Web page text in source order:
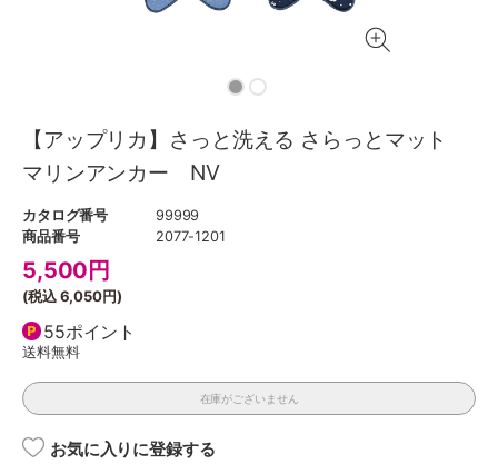
【アップリカ】さっと洗える さらっとマット
マリンアンカー NV
カタログ番号
99999
商品番号
2077-1201
5,500 円
(税込6,050円)
55ポイント
送料無料
在庫がございません
お気に入りに登録する